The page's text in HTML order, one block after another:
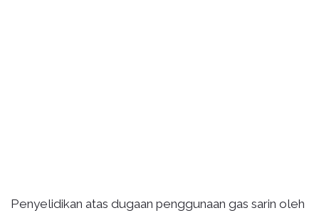
Penyelidikan atas dugaan penggunaan gas sarin oleh